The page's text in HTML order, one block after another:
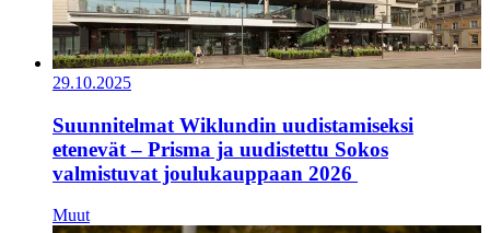
29.10.2025
Suunnitelmat Wiklundin uudistamiseksi
etenevät – Prisma ja uudistettu Sokos
valmistuvat joulukauppaan 2026
Muut